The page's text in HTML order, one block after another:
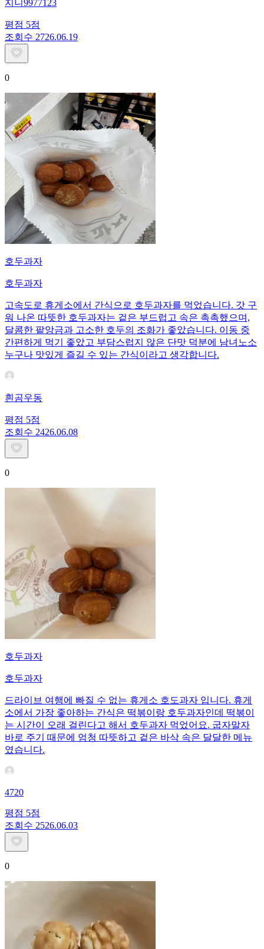
지니9977123
평점 5점
조회수 2726.06.19
0
호두과자
호두과자
고속도로 휴게소에서 간식으로 호두과자를 먹었습니다. 갓 구
워 나온 따뜻한 호두과자는 겉은 부드럽고 속은 촉촉했으며,
달콤한 팥앙금과 고소한 호두의 조화가 좋았습니다. 이동 중
간편하게 먹기 좋았고 부담스럽지 않은 단맛 덕분에 남녀노소
누구나 맛있게 즐길 수 있는 간식이라고 생각합니다.
흰곰우동
평점 5점
조회수 2426.06.08
0
호두과자
호두과자
드라이브 여행에 빠질 수 없는 휴게소 호도과자 입니다. 휴게
소에서 가장 좋아하는 간식은 떡볶이랑 호두과자인데 떡볶이
는 시간이 오래 걸린다고 해서 호두과자 먹었어요. 굽자말자
바로 주기 때문에 엄청 따뜻하고 겉은 바삭 속은 달달한 메뉴
였습니다.
4720
평점 5점
조회수 2526.06.03
0